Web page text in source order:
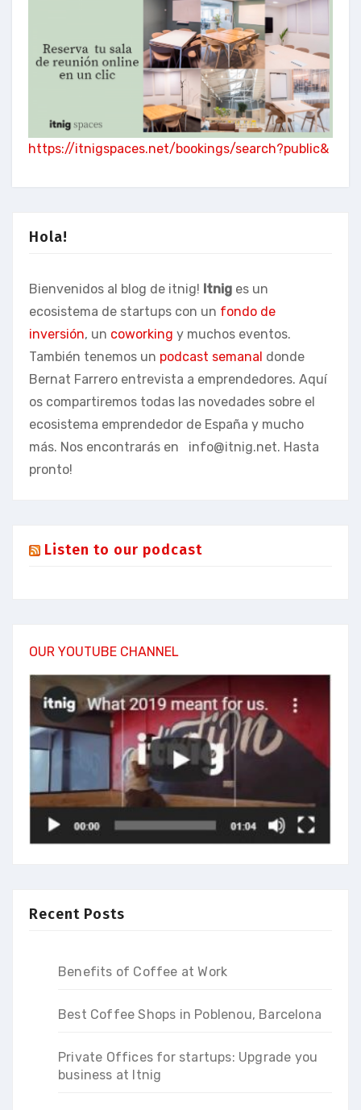
https://itnigspaces.net/bookings/search?public&
Hola!
Bienvenidos al blog de itnig! Itnig es un
ecosistema de startups con un fondo de
inversión, un coworking y muchos eventos.
También tenemos un podcast semanal donde
Bernat Farrero entrevista a emprendedores. Aquí
os compartiremos todas las novedades sobre el
ecosistema emprendedor de España y mucho
más. Nos encontrarás en info@itnig.net. Hasta
pronto!
Listen to our podcast
OUR YOUTUBE CHANNEL
Recent Posts
Benefits of Coffee at Work
Best Coffee Shops in Poblenou, Barcelona
Private Offices for startups: Upgrade you
business at Itnig